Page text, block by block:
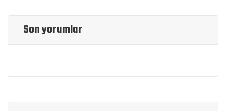
Son yorumlar